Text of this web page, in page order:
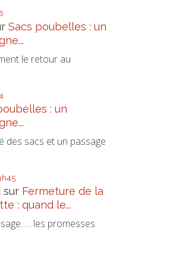
Sacs poubelles : un
le retour au
: un
des sacs et un passage
sur Fermeture de la
: quand le...
les promesses